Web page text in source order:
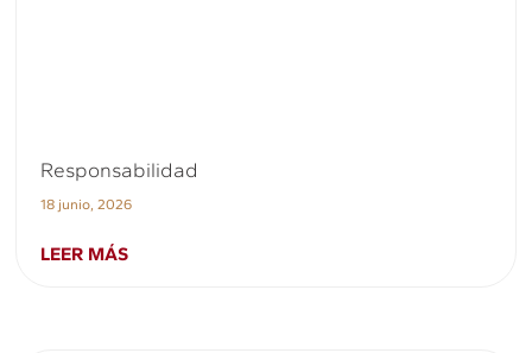
Responsabilidad
18 junio, 2026
LEER MÁS